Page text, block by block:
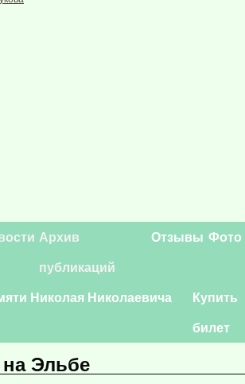
Архив
публикаций
Отзывы Фото
Николая Николаевича
Купить
билет
Эльбе